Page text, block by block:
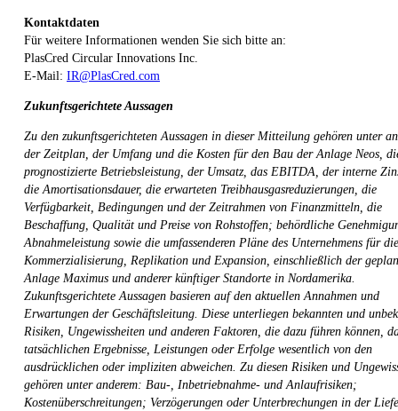
Kontaktdaten
Für weitere Informationen wenden Sie sich bitte an:
PlasCred Circular Innovations Inc.
E-Mail: IR@PlasCred.com
Zukunftsgerichtete Aussagen
Zu den zukunftsgerichteten Aussagen in dieser Mitteilung gehören unter
der Zeitplan, der Umfang und die Kosten für den Bau der Anlage Neos,
prognostizierte Betriebsleistung, der Umsatz, das EBITDA, der interne
die Amortisationsdauer, die erwarteten Treibhausgasreduzierungen, die
Verfügbarkeit, Bedingungen und der Zeitrahmen von Finanzmitteln, die
Beschaffung, Qualität und Preise von Rohstoffen; behördliche
Abnahmeleistung sowie die umfassenderen Pläne des Unternehmens für die
Kommerzialisierung, Replikation und Expansion, einschließlich der
Anlage Maximus und anderer künftiger Standorte in Nordamerika.
Zukunftsgerichtete Aussagen basieren auf den aktuellen Annahmen und
Erwartungen der Geschäftsleitung. Diese unterliegen bekannten und
Risiken, Ungewissheiten und anderen Faktoren, die dazu führen können,
tatsächlichen Ergebnisse, Leistungen oder Erfolge wesentlich von den
ausdrücklichen oder impliziten abweichen. Zu diesen Risiken und
gehören unter anderem: Bau-, Inbetriebnahme- und Anlaufrisiken;
Kostenüberschreitungen; Verzögerungen oder Unterbrechungen in der